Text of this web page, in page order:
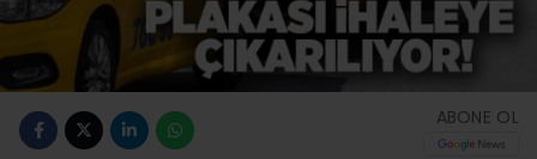
ABONE OL